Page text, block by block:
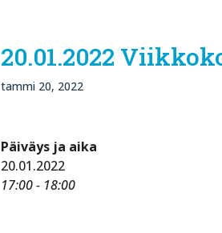
20.01.2022
tammi 20, 2022
Päiväys ja aika
20.01.2022
17:00 - 18:00